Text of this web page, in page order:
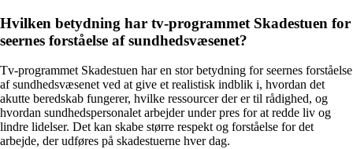
Hvilken betydning har tv-programmet Skadestuen for
seernes forståelse af sundhedsvæsenet?
Tv-programmet Skadestuen har en stor betydning for seernes forståelse
af sundhedsvæsenet ved at give et realistisk indblik i, hvordan det
akutte beredskab fungerer, hvilke ressourcer der er til rådighed, og
hvordan sundhedspersonalet arbejder under pres for at redde liv og
lindre lidelser. Det kan skabe større respekt og forståelse for det
arbejde, der udføres på skadestuerne hver dag.